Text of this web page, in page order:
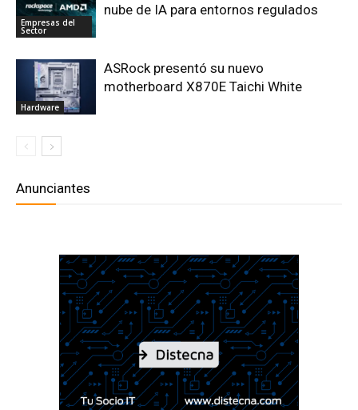
Empresas del
Sector
nube de IA para entornos regulados
Hardware
ASRock presentó su nuevo
motherboard X870E Taichi White
Anunciantes